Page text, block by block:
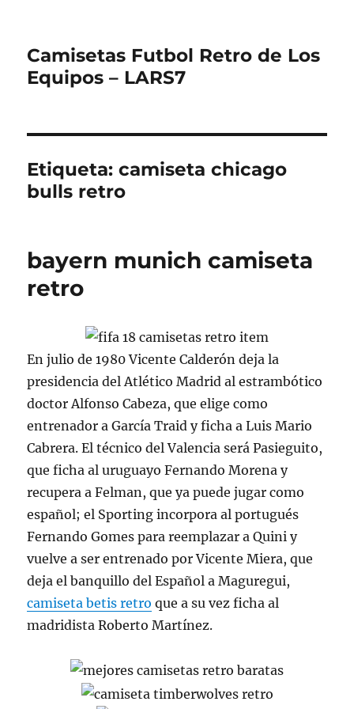
Camisetas Futbol Retro de Los
Equipos – LARS7
Etiqueta:camiseta chicago
bulls retro
bayern munich camiseta
retro
En julio de 1980 Vicente Calderón deja la
presidencia del Atlético Madrid al estrambótico
doctor Alfonso Cabeza, que elige como
entrenador a García Traid y ficha a Luis Mario
Cabrera. El técnico del Valencia será Pasieguito,
que ficha al uruguayo Fernando Morena y
recupera a Felman, que ya puede jugar como
español; el Sporting incorpora al portugués
Fernando Gomes para reemplazar a Quini y
vuelve a ser entrenado por Vicente Miera, que
deja el banquillo del Español a Maguregui,
camiseta betis retro que a su vez ficha al
madridista Roberto Martínez.